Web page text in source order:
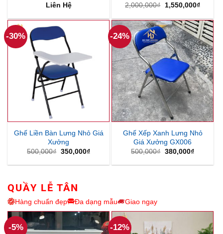
Liên Hệ
2,000,000₫
Giá
là:
2,000,000₫.
1,550,000₫Giá
tại
là:
-30%
Ghế Liền Bàn Lưng Nhỏ Giá
Xưởng
500,000₫ Giá
là:
350,000₫Giá
tại
-24%
Ghế Xếp Xanh Lưng Nhỏ
Giá Xưởng GX006
500,000₫ Giá
là:
380,000₫Giá
tại
QUẦY LỄ TÂN
Hàng chuẩn đẹp Đa dạng mẫu Giao ngay
-5% -12%